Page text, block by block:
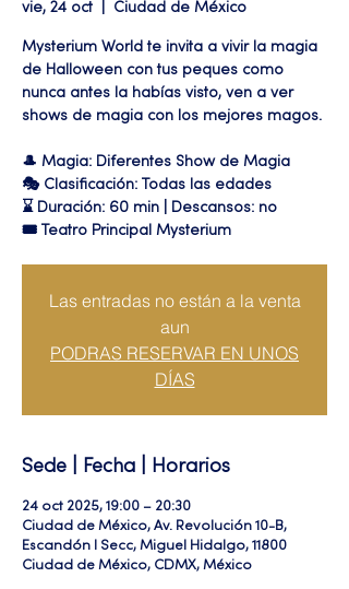
vie, 24 oct Ciudad de México
Mysterium World te invita a vivir la magia
de Halloween con tus peques como
nunca antes la habías visto, ven a ver
shows de magia con los mejores magos.
🎩 Magia: Diferentes Show de Magia
🎭 Clasificación: Todas las edades
⌛ Duración: 60 min | Descansos: no
🎟 Teatro Principal Mysterium
Las entradas no están a la venta
aun
PODRAS RESERVAR EN UNOS
DÍAS
Sede | Fecha | Horarios
24 oct 2025, 19:00 – 20:30
Ciudad de México, Av. Revolución 10-B,
Escandón I Secc, Miguel Hidalgo, 11800
Ciudad de México, CDMX, México